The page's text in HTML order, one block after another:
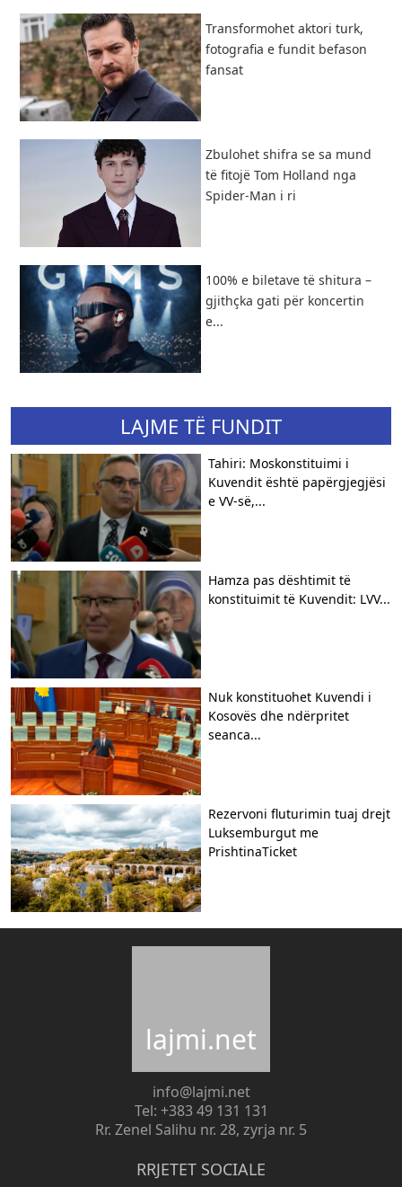
Transformohet aktori turk,
fotografia e fundit befason
fansat
Zbulohet shifra se sa mund
të fitojë Tom Holland nga
Spider-Man i ri
100% e biletave të shitura –
gjithçka gati për koncertin
e...
LAJME TË FUNDIT
Tahiri: Moskonstituimi i
Kuvendit është papërgjegjësi
e VV-së,...
Hamza pas dështimit të
konstituimit të Kuvendit: LVV...
Nuk konstituohet Kuvendi i
Kosovës dhe ndërpritet
seanca...
Rezervoni fluturimin tuaj drejt
Luksemburgut me
PrishtinaTicket
lajmi.net
info@lajmi.net
Tel: +383 49 131 131
Rr. Zenel Salihu nr. 28, zyrja nr. 5
RRJETET SOCIALE